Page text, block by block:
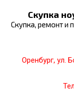
контенту
Скупка
Скупка, ремонт и
Оренбург, ул.